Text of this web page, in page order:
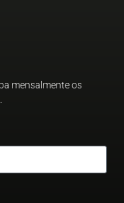
mensalmente os